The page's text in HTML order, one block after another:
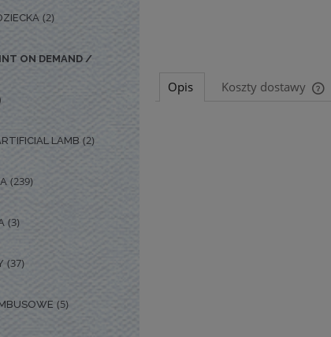
(2)
ON DEMAND /
LAMB (2)
(239)
(3)
(37)
(5)
Opis Koszty dostawy